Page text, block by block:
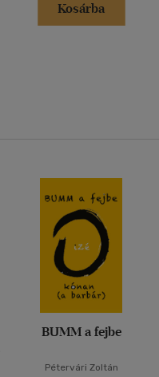
Kosárba
BUMM a fejbe
Pétervári Zoltán